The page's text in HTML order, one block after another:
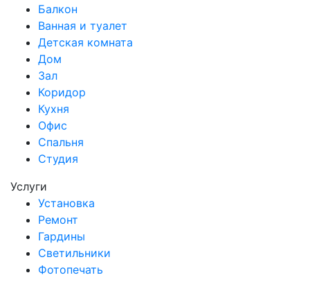
Балкон
Ванная и туалет
Детская комната
Дом
Зал
Коридор
Кухня
Офис
Спальня
Студия
Услуги
Установка
Ремонт
Гардины
Светильники
Фотопечать